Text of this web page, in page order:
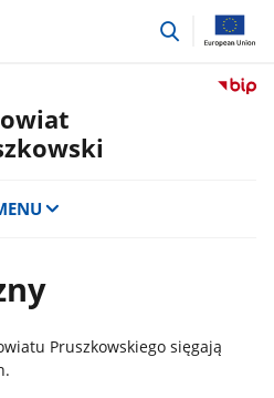
przejdź
Przejdź
Pruszkowskiego sięgają